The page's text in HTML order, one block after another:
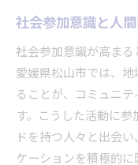
相談窓口活用で
相談窓口の
専門家によ
問題解決
ストレス
プライバシ
社会参加意識と人
社会参加意識が高まる
愛媛県松山市では、
ることが、コミュニ
す。こうした活動に
ドを持つ人々と出会
ケーションを積極的